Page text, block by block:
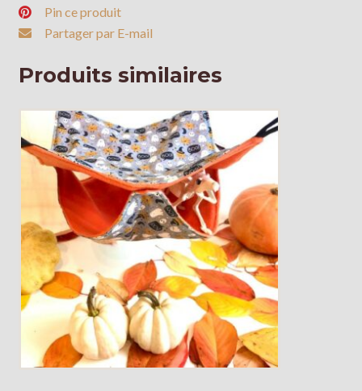
Pin ce produit
Partager par E-mail
Produits similaires